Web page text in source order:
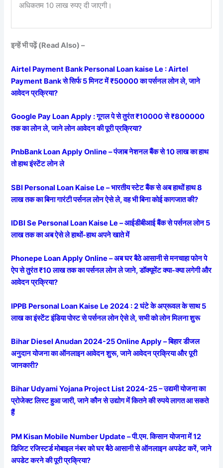
अधिकतम 10 लाख रुपए दी जाएगी।
इन्हें भी पढ़ें (Read Also) –
Airtel Payment Bank Personal Loan kaise Le : Airtel
Payment Bank से सिर्फ 5 मिनट में ₹50000 का पर्सनल लोन ले, जाने
आवेदन प्रक्रिया?
Google Pay Loan Apply : गूगल पे से तुरंत ₹10000 से ₹800000
तक का लोन ले, जाने लोन आवेदन की पूरी प्रक्रिया?
PnbBank Loan Apply Online – पंजाब नेशनल बैंक से 10 लाख का हाथ
तो हाथ इंस्टेंट लोन ले
SBI Personal Loan Kaise Le – भारतीय स्टेट बैंक से अब हाथों हाथ 8
लाख तक का बिना गारंटी पर्सनल लोन ऐसे ले, वह भी बिना कोई कागजात की?
IDBI Se Personal Loan Kaise Le – आईडीबीआई बैंक से पर्सनल लोन 5
लाख तक का अब ऐसे ले हाथों-हाथ अपने खाते में
Phonepe Loan Apply Online – अब घर बैठे आसानी से मनचाहा फोन पे
ऐप से तुरंत ₹10 लाख तक का पर्सनल लोन ले जाने, डॉक्यूमेंट क्या-क्या लगेगी और
आवेदन प्रक्रिया?
IPPB Personal Loan Kaise Le 2024 : 2 घंटे के अप्रूवल के साथ 5
लाख का इंस्टेंट इंडिया पोस्ट से पर्सनल लोन ऐसे ले, सभी को लोन मिलना शुरू
Bihar Diesel Anudan 2024-25 Online Apply – बिहार डीजल
अनुदान योजना का ऑनलाइन आवेदन शुरू, जाने आवेदन प्रक्रिया और पूरी
जानकारी?
Bihar Udyami Yojana Project List 2024-25 – उद्यमी योजना का
प्रोजेक्ट लिस्ट हुआ जारी, जाने कौन से उद्योग में कितने की रुपये लागत आ सकते
हैं
PM Kisan Mobile Number Update – पी.एम. किसान योजना में 12
डिजिट रजिस्टर्ड मोबाइल नंबर को घर बैठे आसानी से ऑनलाइन अपडेट करें, जाने
अपडेट करने की पूरी प्रक्रिया?